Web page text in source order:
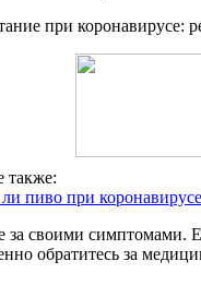
при коронавирусе:
также:
пиво при
за своими симптомами.
обратитесь за